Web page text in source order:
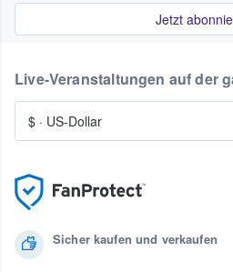
Jetzt
Sicher kaufen und verkaufen
Live-Veranstaltungen auf der
$ · US-Dollar